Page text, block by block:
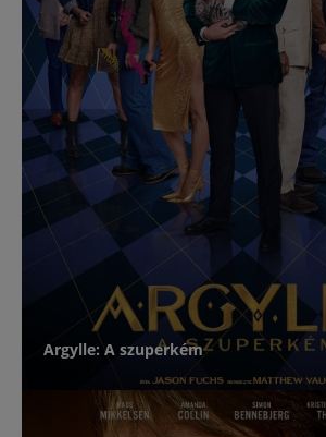
Argylle: A szuperkém